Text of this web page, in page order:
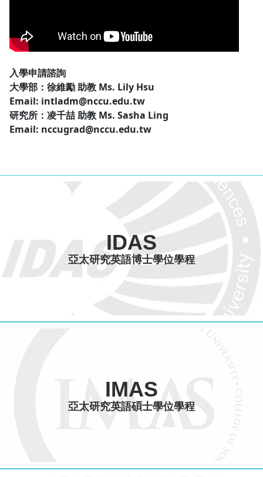
入學申請諮詢
大學部：徐維勵 助教 Ms. Lily Hsu
Email: intladm@nccu.edu.tw
研究所：凌千喆 助教 Ms. Sasha Ling
Email: nccugrad@nccu.edu.tw
IDAS
亞太研究英語博士學位學程
IMAS
亞太研究英語碩士學位學程